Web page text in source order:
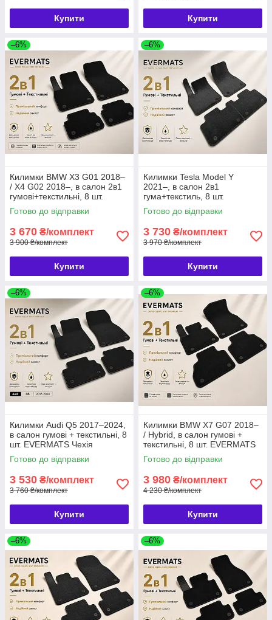
Купити Купити
–6%
Килимки BMW X3 G01 2018–
/ X4 G02 2018–, в салон 2в1
гумові+текстильні, 8 шт.
EVERMATS Чехія
(PT222444FL)
Готово до відправки
3 670 ₴/комплект
3 900 ₴/комплект
Купити
–6%
Килимки Tesla Model Y
2021–, в салон 2в1
гума+текстиль, 8 шт.
EVERMATS Чехія (PT223594)
Готово до відправки
3 730 ₴/комплект
3 970 ₴/комплект
Купити
–6%
Килимки Audi Q5 2017–2024,
в салон гумові + текстильні, 8
шт. EVERMATS Чехія
(PT221224)
Готово до відправки
3 530 ₴/комплект
3 760 ₴/комплект
Купити
–6%
Килимки BMW X7 G07 2018–
/ Hybrid, в салон гумові +
текстильні, 8 шт. EVERMATS
Чехія (PT222722FL)
Готово до відправки
3 980 ₴/комплект
4 230 ₴/комплект
Купити
–6% –6%